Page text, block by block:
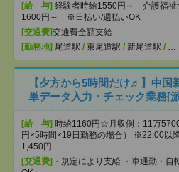
[給 与] 経験者時給1550円～ 介護福祉
1600円～ ※日払い/週払いOK
[交通費]交通費全額支給
[勤務地] 尾道駅 / 東尾道駅 / 新尾道駅 / …
【夕方から5時間だけ♬】中国
単データ入力・チェック業務[
[給 与] 時給1160円☆月収例：11万
円×5時間×19日勤務の場合） ※22:00以
1,450円
[交通費] ・規定により支給 ・車通勤・自